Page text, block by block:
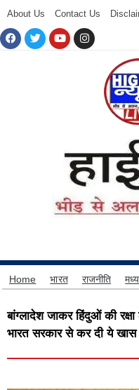
About Us Contact Us
Home भारत राजनीति
बांग्लादेश जाकर हिंदुओं की
भारत सरकार से कर दी ये खास